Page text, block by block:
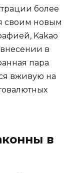
более
своим новым
Kakao
в
пара
вживую на
в